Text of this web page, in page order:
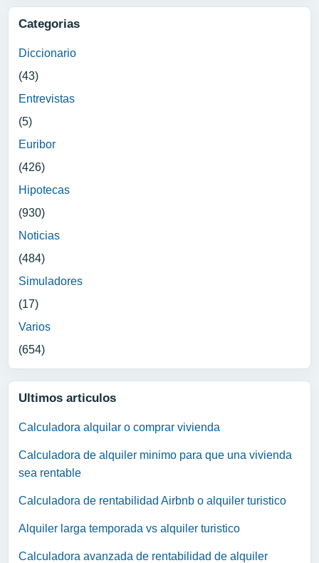
Categorias
Diccionario
(43)
Entrevistas
(5)
Euribor
(426)
Hipotecas
(930)
Noticias
(484)
Simuladores
(17)
Varios
(654)
Ultimos articulos
Calculadora alquilar o comprar vivienda
Calculadora de alquiler minimo para que una vivienda
sea rentable
Calculadora de rentabilidad Airbnb o alquiler turistico
Alquiler larga temporada vs alquiler turistico
Calculadora avanzada de rentabilidad de alquiler